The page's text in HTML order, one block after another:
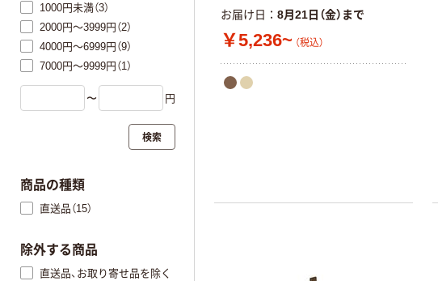
お届け日 8月21日（金）まで
￥5,236~ （税込）
1000円未満（3）
2000円～3999円（2）
4000円～6999円（9）
7000円～9999円（1）
〜 円
検索
商品の種類
直送品（15）
除外する商品
直送品、お取り寄せ品を除く